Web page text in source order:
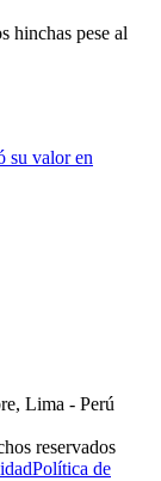
hinchas pese al
Lima - Perú
reservados
Política de